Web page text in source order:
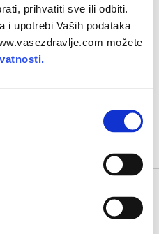
prihvatiti sve ili odbiti.
i upotrebi Vaših podataka
možete